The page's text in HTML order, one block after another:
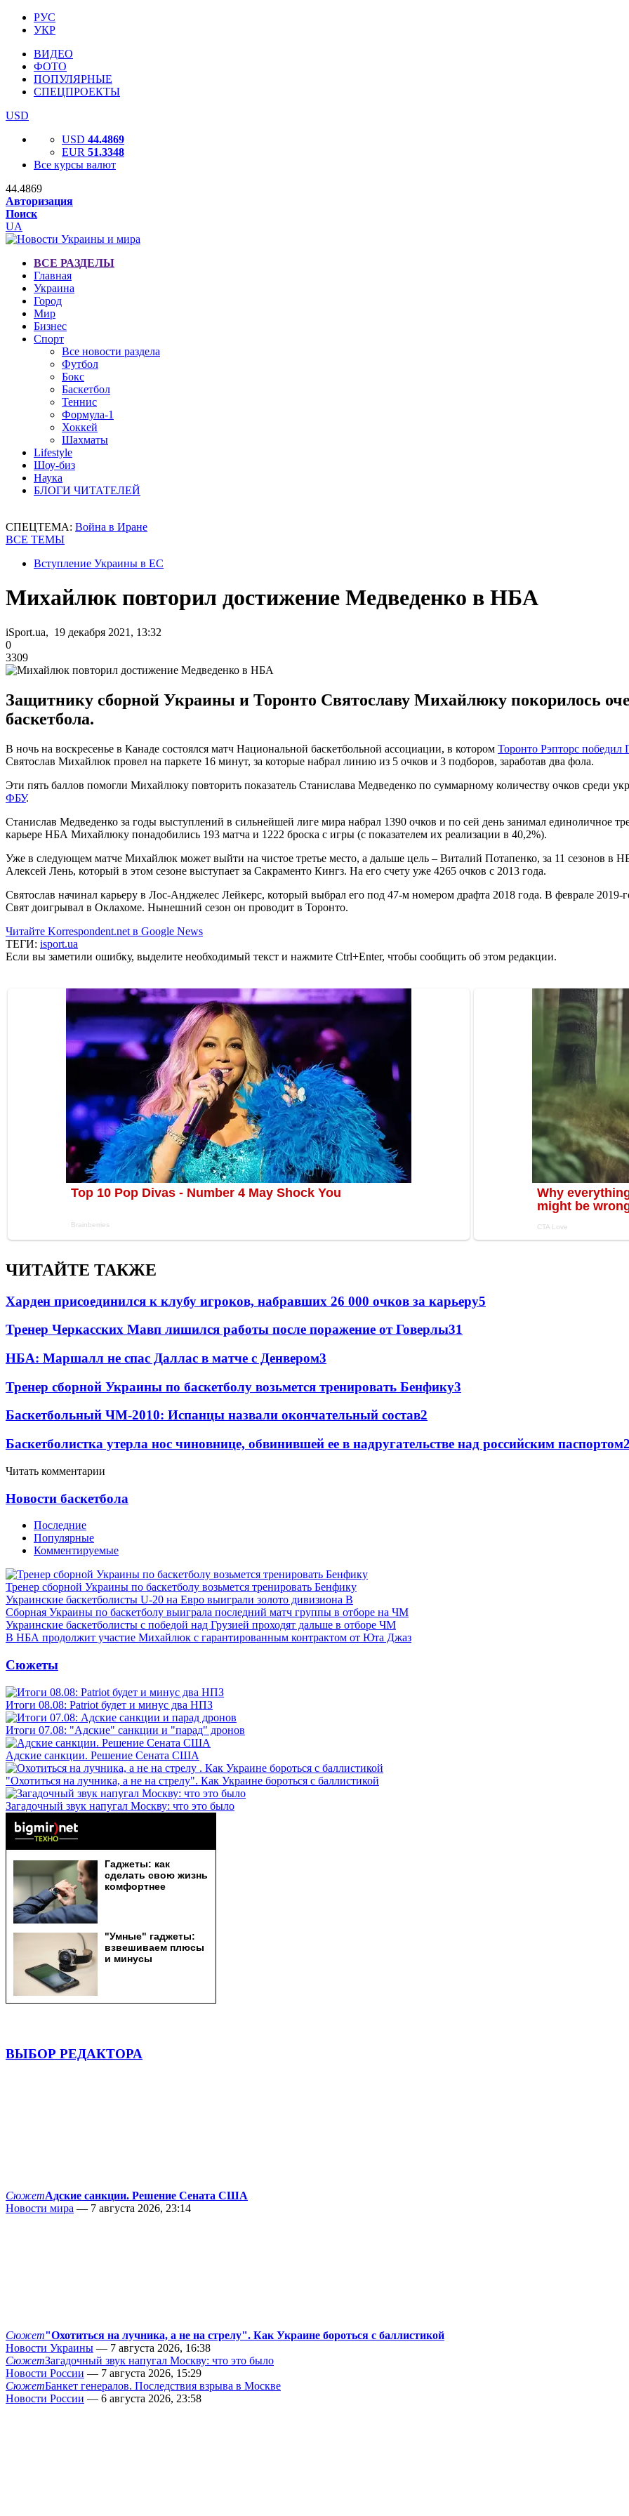
РУС
УКР
ВИДЕО
ФОТО
ПОПУЛЯРНЫЕ
СПЕЦПРОЕКТЫ
USD
USD 44.4869
EUR 51.3348
Все курсы валют
44.4869
Авторизация
Поиск
UA
ВСЕ РАЗДЕЛЫ
Главная
Украина
Город
Мир
Бизнес
Спорт
Все новости раздела
Футбол
Бокс
Баскетбол
Теннис
Формула-1
Хоккей
Шахматы
Lifestyle
Шоу-биз
Наука
БЛОГИ ЧИТАТЕЛЕЙ
СПЕЦТЕМА: Война в Иране
ВСЕ ТЕМЫ
Вступление Украины в ЕС
Михайлюк повторил достижение Медведенко в НБА
iSport.ua, 19 декабря 2021, 13:32
0
3309
Защитнику сборной Украины и Торонто Святославу Михайлюку покорилось
баскетбола.
В ночь на воскресенье в Канаде состоялся матч Национальной баскетбольной ассоциации, в котором Торонто Рэпторс победил
Святослав Михайлюк провел на паркете 16 минут, за которые набрал линию из 5 очков и 3 подборов, заработав два фола.
Эти пять баллов помогли Михайлюку повторить показатель Станислава Медведенко по суммарному количеству очков среди
ФБУ.
Станислав Медведенко за годы выступлений в сильнейшей лиге мира набрал 1390 очков и по сей день занимал единоличное
карьере НБА Михайлюку понадобились 193 матча и 1222 броска с игры (с показателем их реализации в 40,2%).
Уже в следующем матче Михайлюк может выйти на чистое третье место, а дальше цель – Виталий Потапенко, за 11 сезонов в
Алексей Лень, который в этом сезоне выступает за Сакраменто Кингз. На его счету уже 4265 очков с 2013 года.
Святослав начинал карьеру в Лос-Анджелес Лейкерс, который выбрал его под 47-м номером драфта 2018 года. В феврале
Свят доигрывал в Оклахоме. Нынешний сезон он проводит в Торонто.
Читайте Korrespondent.net в Google News
ТЕГИ: isport.ua
Если вы заметили ошибку, выделите необходимый текст и нажмите Ctrl+Enter, чтобы сообщить об этом редакции.
ЧИТАЙТЕ ТАКЖЕ
Харден присоединился к клубу игроков, набравших 26 000 очков за карьеру5
Тренер Черкасских Мавп лишился работы после поражение от Говерлы31
НБА: Маршалл не спас Даллас в матче с Денвером3
Тренер сборной Украины по баскетболу возьмется тренировать Бенфику3
Баскетбольный ЧМ-2010: Испанцы назвали окончательный состав2
Баскетболистка утерла нос чиновнице, обвинившей ее в надругательстве над российским паспортом
Читать комментарии
Новости баскетбола
Последние
Популярные
Комментируемые
Тренер сборной Украины по баскетболу возьмется тренировать Бенфику
Украинские баскетболисты U-20 на Евро выиграли золото дивизиона В
Сборная Украины по баскетболу выиграла последний матч группы в отборе на ЧМ
Украинские баскетболисты с победой над Грузией проходят дальше в отборе ЧМ
В НБА продолжит участие Михайлюк с гарантированным контрактом от Юта Джаз
Сюжеты
Итоги 08.08: Patriot будет и минус два НПЗ
Итоги 07.08: "Адские" санкции и "парад" дронов
Адские санкции. Решение Сената США
"Охотиться на лучника, а не на стрелу". Как Украине бороться с баллистикой
Загадочный звук напугал Москву: что это было
ВЫБОР РЕДАКТОРА
СюжетАдские санкции. Решение Сената США
Новости мира — 7 августа 2026, 23:14
Сюжет"Охотиться на лучника, а не на стрелу". Как Украине бороться с баллистикой
Новости Украины — 7 августа 2026, 16:38
СюжетЗагадочный звук напугал Москву: что это было
Новости России — 7 августа 2026, 15:29
СюжетБанкет генералов. Последствия взрыва в Москве
Новости России — 6 августа 2026, 23:58